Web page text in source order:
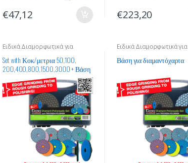
€47,12 €223,20
Ειδικά Διαμορφωτικά για
Επεξεργασία Υλικών
Set with Κοκ/μετρια 50,100,
200,400,800,1500,3000 + Βάση
για διαμαντόχαρτα
Ειδικά Διαμορφωτικά για
Επεξεργασία Υλικών
Βάση για διαμαντόχαρτα